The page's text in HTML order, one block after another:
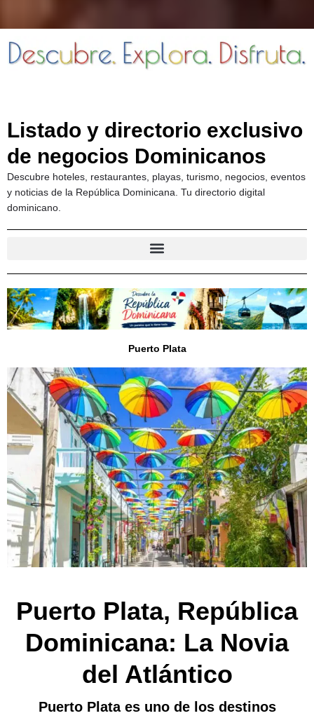
Listado y directorio exclusivo
de negocios Dominicanos
Descubre hoteles, restaurantes, playas, turismo, negocios, eventos
y noticias de la República Dominicana. Tu directorio digital
dominicano.
Puerto Plata
Puerto Plata, República
Dominicana: La Novia
del Atlántico
Puerto Plata es uno de los destinos